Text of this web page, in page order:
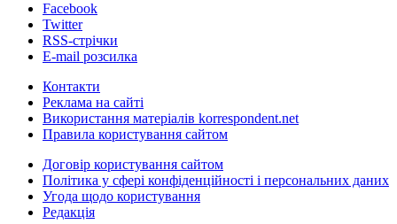
Facebook
Twitter
RSS-стрічки
E-mail розсилка
Контакти
Реклама на сайті
Використання матеріалів korrespondent.net
Правила користування сайтом
Договір користування сайтом
Політика у сфері конфіденційності і персональних даних
Угода щодо користування
Редакція